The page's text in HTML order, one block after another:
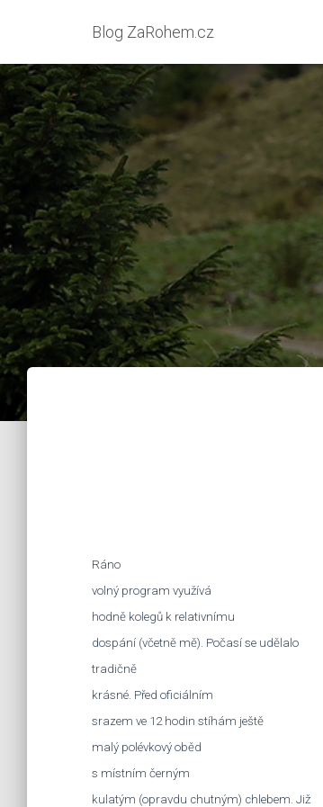
Blog ZaRohem.cz
Ráno
volný program využívá
hodně kolegů k relativnímu
dospání (včetně mě). Počasí se udělalo
tradičně
krásné. Před oficiálním
srazem ve 12 hodin stíhám ještě
malý polévkový oběd
s místním černým
kulatým (opravdu chutným) chlebem. Již